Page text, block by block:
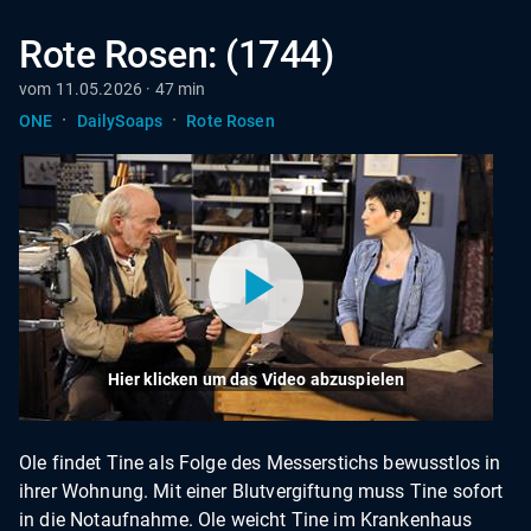
Rote Rosen: (1744)
vom 11.05.2026 · 47 min
ONE · DailySoaps · Rote Rosen
Hier klicken um das Video abzuspielen
Ole findet Tine als Folge des Messerstichs bewusstlos in
ihrer Wohnung. Mit einer Blutvergiftung muss Tine sofort
in die Notaufnahme. Ole weicht Tine im Krankenhaus